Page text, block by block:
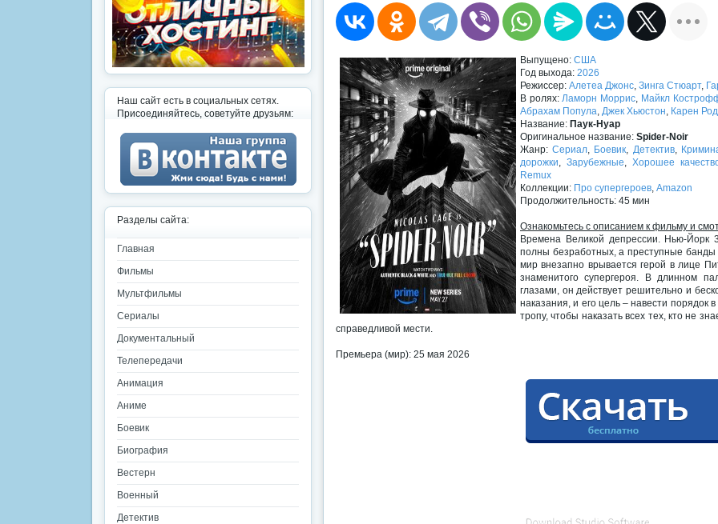
Выпущено: США
Год выхода: 2026
Режиссер: Алетеа Джонс, Зинга Стюарт,
В ролях:Ламорн Моррис, Майкл
Абрахам Попула, Джек Хьюстон, Карен
Название: Паук-Нуар
Оригинальное название: Spider-Noir
Жанр:Сериал, Боевик, Детектив,
дорожки, Зарубежные, Хорошее
Remux
Коллекции: Про супергероев, Amazon
Продолжительность: 45 мин
Ознакомьтесь с описанием к фильму и
Времена Великой депрессии. Нью-Йорк
полны безработных, а преступные банды
мир внезапно врывается герой в лице
знаменитого супергероя. В длинном
глазами, он действует решительно и
наказания, и его цель – навести порядок
тропу, чтобы наказать всех тех, кто не
справедливой мести.
Премьера (мир): 25 мая 2026
Наш сайт есть в социальных сетях.
Присоединяйтесь, советуйте друзьям:
Разделы сайта:
Главная
Фильмы
Мультфильмы
Сериалы
Документальный
Телепередачи
Анимация
Аниме
Боевик
Биография
Вестерн
Военный
Детектив